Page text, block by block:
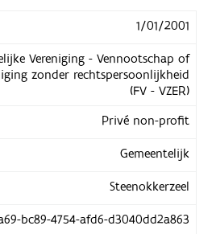
1/01/2001
Vereniging - Vennootschap of
zonder rechtspersoonlijkheid
(FV - VZER)
Privé non-profit
Gemeentelijk
Steenokkerzeel
bc89-4754-afd6-d3040dd2a863